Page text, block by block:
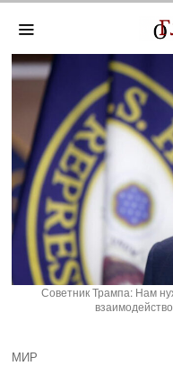
Советник Трампа: Нам
МИР